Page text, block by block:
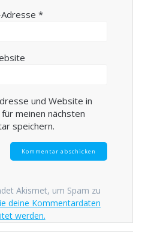
*
und Website in
meinen nächsten
speichern.
Akismet, um Spam zu
deine Kommentardaten
werden.